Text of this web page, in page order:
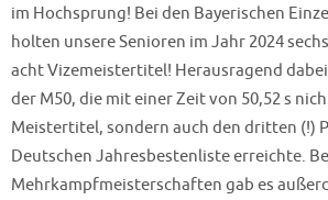
im Hochsprung! Bei den Bayerischen
holten unsere Senioren im Jahr 2024
acht Vizemeistertitel! Herausragend
der M50, die mit einer Zeit von 50,52 s
Meistertitel, sondern auch den dritten (!)
Deutschen Jahresbestenliste erreichte.
Mehrkampfmeisterschaften gab es